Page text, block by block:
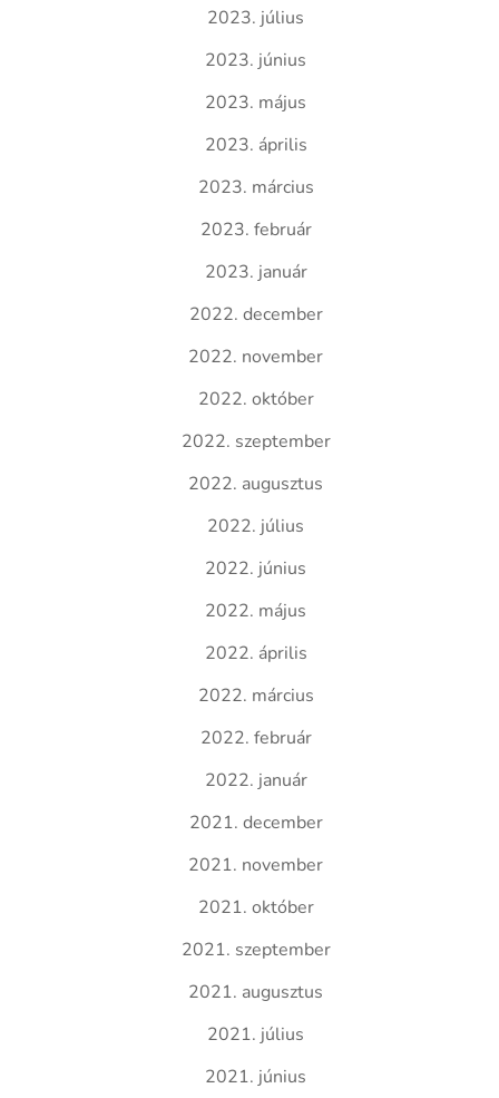
2023. július
2023. június
2023. május
2023. április
2023. március
2023. február
2023. január
2022. december
2022. november
2022. október
2022. szeptember
2022. augusztus
2022. július
2022. június
2022. május
2022. április
2022. március
2022. február
2022. január
2021. december
2021. november
2021. október
2021. szeptember
2021. augusztus
2021. július
2021. június